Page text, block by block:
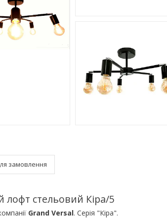
замовлення
лофт стельовий Кіра/5
Grand Versal. Серія "Кіра".